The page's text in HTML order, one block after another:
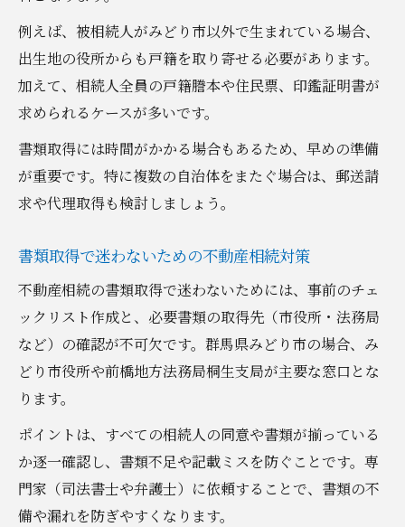
例えば、被相続人がみどり市以外で生まれている場合、
出生地の役所からも戸籍を取り寄せる必要があります。
加えて、相続人全員の戸籍謄本や住民票、印鑑証明書が
求められるケースが多いです。
書類取得には時間がかかる場合もあるため、早めの準備
が重要です。特に複数の自治体をまたぐ場合は、郵送請
求や代理取得も検討しましょう。
書類取得で迷わないための不動産相続対策
不動産相続の書類取得で迷わないためには、事前のチェ
ックリスト作成と、必要書類の取得先（市役所・法務局
など）の確認が不可欠です。群馬県みどり市の場合、み
どり市役所や前橋地方法務局桐生支局が主要な窓口とな
ります。
ポイントは、すべての相続人の同意や書類が揃っている
か逐一確認し、書類不足や記載ミスを防ぐことです。専
門家（司法書士や弁護士）に依頼することで、書類の不
備や漏れを防ぎやすくなります。